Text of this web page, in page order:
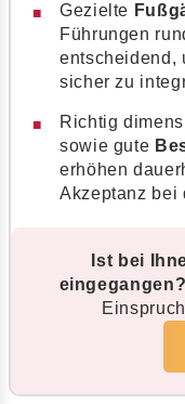
Gezielte
Führungen
entscheidend,
sicher zu
Richtig
sowie gute
erhöhen
Akzeptanz bei
Ist bei
eingegangen?